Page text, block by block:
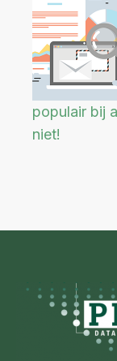
populair bij
niet!
Footer